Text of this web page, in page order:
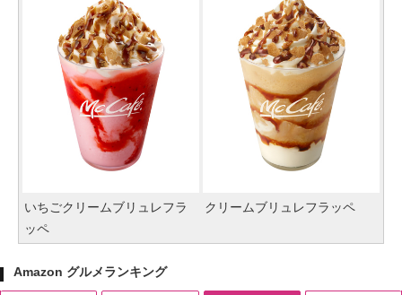
いちごクリームブリュレフラ
ッペ
クリームブリュレフラッペ
Amazon グルメランキング